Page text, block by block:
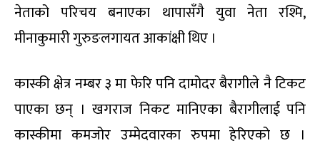
नेताको परिचय बनाएका थापासँगै युवा नेता रश्मि,
मीनाकुमारी गुरुङलगायत आकांक्षी थिए ।
कास्की क्षेत्र नम्बर ३ मा फेरि पनि दामोदर बैरागीले नै टिकट
पाएका छन् । खगराज निकट मानिएका बैरागीलाई पनि
कास्कीमा कमजोर उम्मेदवारका रुपमा हेरिएको छ ।